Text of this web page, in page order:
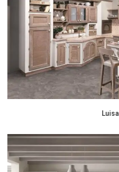
Luisa